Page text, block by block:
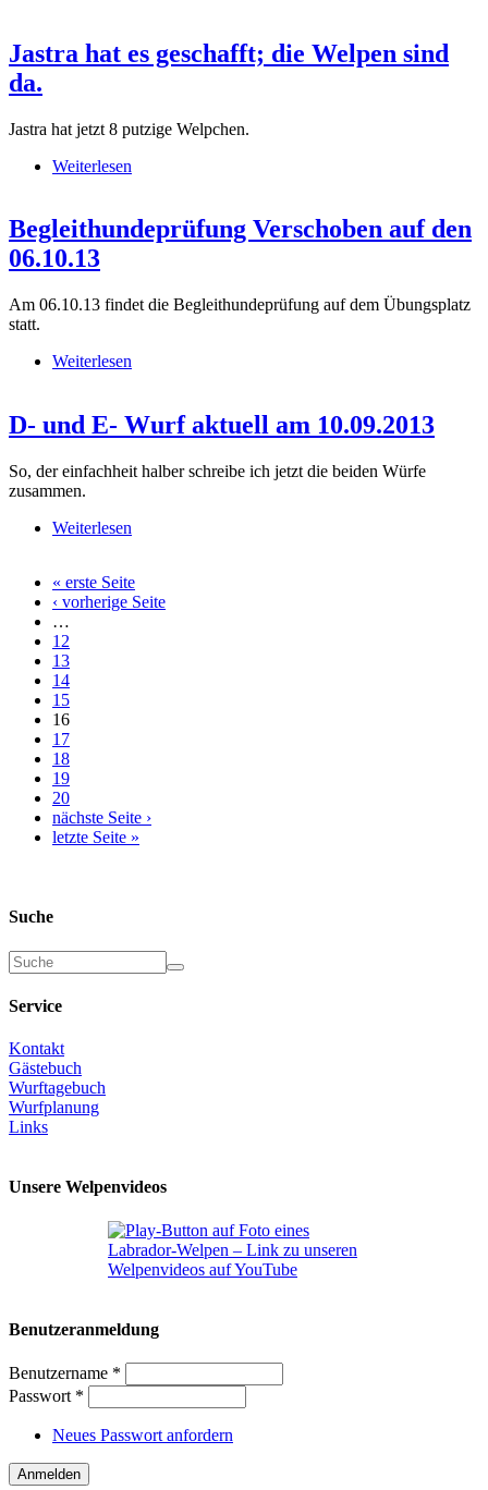
Jastra hat es geschafft; die Welpen sind
da.
Jastra hat jetzt 8 putzige Welpchen.
Weiterlesen
Begleithundeprüfung Verschoben auf den
06.10.13
Am 06.10.13 findet die Begleithundeprüfung auf dem Übungsplatz
statt.
Weiterlesen
D- und E- Wurf aktuell am 10.09.2013
So, der einfachheit halber schreibe ich jetzt die beiden Würfe
zusammen.
Weiterlesen
« erste Seite
‹ vorherige Seite
…
12
13
14
15
16
17
18
19
20
nächste Seite ›
letzte Seite »
Suche
Service
Kontakt
Gästebuch
Wurftagebuch
Wurfplanung
Links
Unsere Welpenvideos
Benutzeranmeldung
Benutzername *
Passwort *
Neues Passwort anfordern
Anmelden